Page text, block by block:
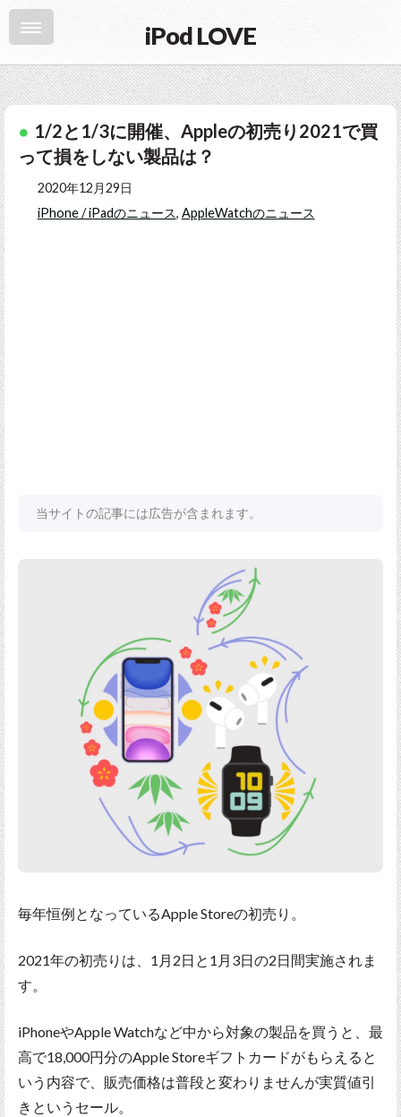
iPod LOVE
1/2と1/3に開催、Appleの初売り2021で買
って損をしない製品は？
2020年12月29日
iPhone / iPadのニュース, AppleWatchのニュース
当サイトの記事には広告が含まれます。
毎年恒例となっているApple Storeの初売り。
2021年の初売りは、1月2日と1月3日の2日間実施されま
す。
iPhoneやApple Watchなど中から対象の製品を買うと、最
高で18,000円分のApple Storeギフトカードがもらえると
いう内容で、販売価格は普段と変わりませんが実質値引
きというセール。